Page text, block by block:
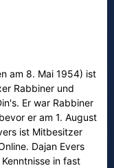
am 8. Mai 1954) ist
Rabbiner und
Er war Rabbiner
er am 1. August
ist Mitbesitzer
Dajan Evers
in fast